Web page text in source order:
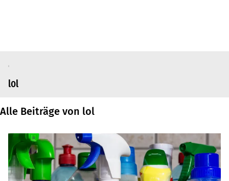
lol
Alle Beiträge von lol